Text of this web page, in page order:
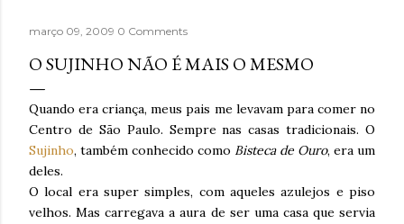
março 09, 2009 0 Comments
O SUJINHO NÃO É MAIS O MESMO
Quando era criança, meus pais me levavam para comer no
Centro de São Paulo. Sempre nas casas tradicionais. O
Sujinho, também conhecido como Bisteca de Ouro, era um
deles.
O local era super simples, com aqueles azulejos e piso
velhos. Mas carregava a aura de ser uma casa que servia